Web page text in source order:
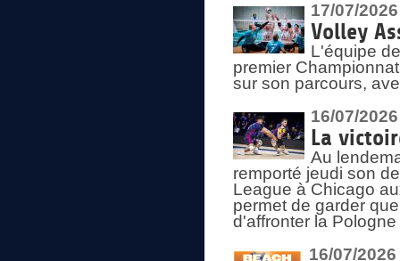
17/07/2026
Volley
L'équipe
premier
sur son parcours,
16/07/2026
La
Au
remporté jeudi son
League à Chicago
permet de garder
d'affronter la
16/07/2026